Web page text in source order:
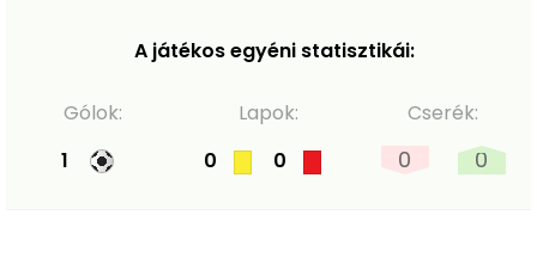
A játékos egyéni statisztikái:
Gólok:
1
Lapok:
0
0
Cserék:
0 0